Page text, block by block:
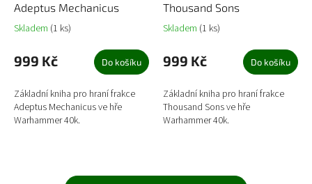
Adeptus Mechanicus
Skladem (1 ks)
999 Kč Do košíku
Základní kniha pro hraní frakce
Adeptus Mechanicus ve hře
Warhammer 40k.
Thousand Sons
Skladem (1 ks)
999 Kč Do košíku
Základní kniha pro hraní frakce
Thousand Sons ve hře
Warhammer 40k.